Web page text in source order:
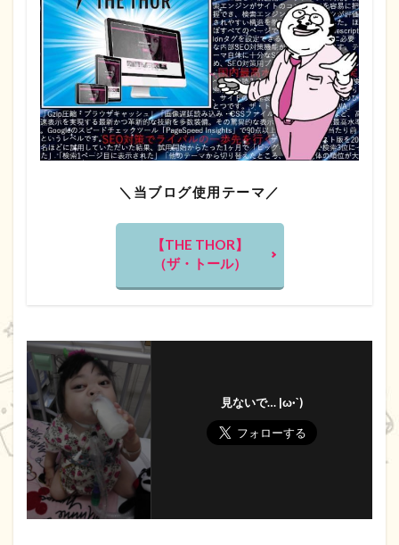
＼当ブログ使用テーマ／
【THE THOR】
（ザ・トール）
見ないで… |ω·`)